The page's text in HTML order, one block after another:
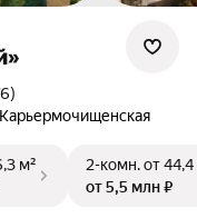
м²
2-комн.от 44,4
от 5,5 млн ₽